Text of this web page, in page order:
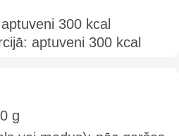
300 kcal
aptuveni 300 kcal
g